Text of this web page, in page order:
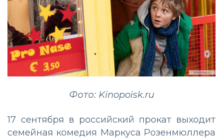
Фото: Kinopoisk.ru
17 сентября в российский прокат выходит
семейная комедия Маркуса Розенмюллера